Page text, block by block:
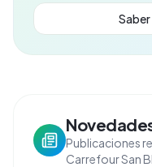
Publicaciones
Carrefour San